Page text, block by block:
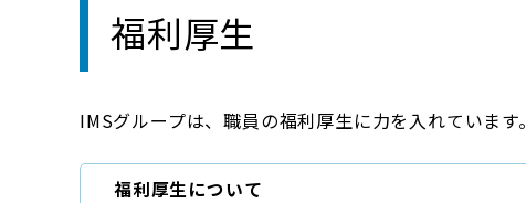
福利厚生
IMSグループは、職員の福利厚生に力を入れています。
福利厚生について